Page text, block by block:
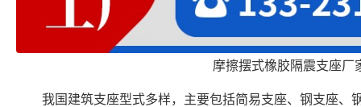
摩擦摆式橡胶隔震支座厂
我国建筑支座型式多样，主要包括简易支座、钢支座、